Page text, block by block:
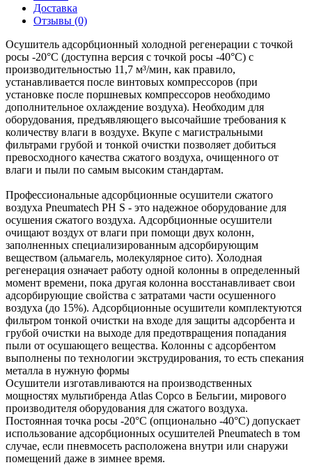
Доставка
Отзывы (0)
Осушитель адсорбционный холодной регенерации с точкой
росы -20°C (доступна версия с точкой росы -40°C) с
производительностью 11,7 м³/мин, как правило,
устанавливается после винтовых компрессоров (при
установке после поршневых компрессоров необходимо
дополнительное охлаждение воздуха). Необходим для
оборудования, предъявляющего высочайшие требования к
количеству влаги в воздухе. Вкупе с магистральными
фильтрами грубой и тонкой очистки позволяет добиться
превосходного качества сжатого воздуха, очищенного от
влаги и пыли по самым высоким стандартам.
Профессиональные адсорбционные осушители сжатого
воздуха Pneumatech PH S - это надежное оборудование для
осушения сжатого воздуха. Адсорбционные осушители
очищают воздух от влаги при помощи двух колонн,
заполненных специализированным адсорбирующим
веществом (альмагель, молекулярное сито). Холодная
регенерация означает работу одной колонны в определенный
момент времени, пока другая колонна восстанавливает свои
адсорбирующие свойства с затратами части осушенного
воздуха (до 15%). Адсорбционные осушители комплектуются
фильтром тонкой очистки на входе для защиты адсорбента и
грубой очистки на выходе для предотвращения попадания
пыли от осушающего вещества. Колонны с адсорбентом
выполнены по технологии экструдирования, то есть спекания
металла в нужную формы
Осушители изготавливаются на производственных
мощностях мультибренда Atlas Copco в Бельгии, мирового
производителя оборудования для сжатого воздуха.
Постоянная точка росы -20°C (опционально -40°C) допускает
использование адсорбционных осушителей Pneumatech в том
случае, если пневмосеть расположена внутри или снаружи
помещений даже в зимнее время.